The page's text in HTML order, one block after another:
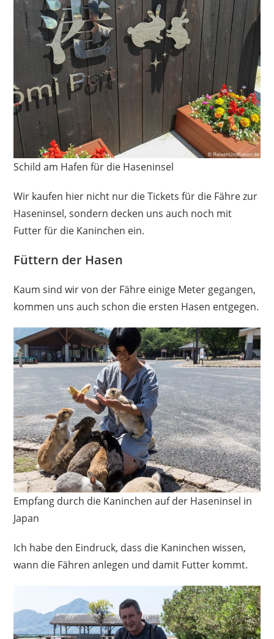
Schild am Hafen für die Haseninsel
Wir kaufen hier nicht nur die Tickets für die Fähre zur
Haseninsel, sondern decken uns auch noch mit
Futter für die Kaninchen ein.
Füttern der Hasen
Kaum sind wir von der Fähre einige Meter gegangen,
kommen uns auch schon die ersten Hasen entgegen.
Empfang durch die Kaninchen auf der Haseninsel in
Japan
Ich habe den Eindruck, dass die Kaninchen wissen,
wann die Fähren anlegen und damit Futter kommt.